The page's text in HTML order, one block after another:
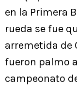
en la Primera
rueda se fue
arremetida de
fueron palmo
campeonato